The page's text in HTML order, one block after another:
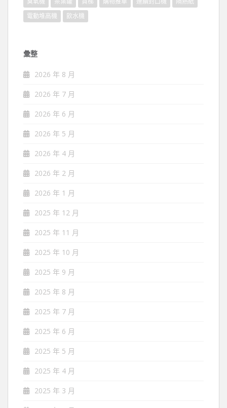
電動堆高機
飲水機
彙整
2026 年 8 月
2026 年 7 月
2026 年 6 月
2026 年 5 月
2026 年 4 月
2026 年 2 月
2026 年 1 月
2025 年 12 月
2025 年 11 月
2025 年 10 月
2025 年 9 月
2025 年 8 月
2025 年 7 月
2025 年 6 月
2025 年 5 月
2025 年 4 月
2025 年 3 月